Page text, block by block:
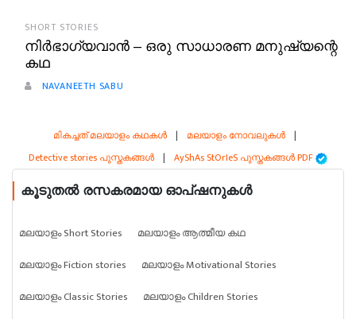
SHORT STORIES
നിർഭാഗ്യവാൻ – ഒരു സാധാരണ മനുഷ്യന്റെ
കഥ
NAVANEETH SABU
മികച്ചത് മലയാളം കഥകൾ | മലയാളം നോവലുകൾ |
Detective stories പുസ്തകങ്ങൾ | AyShAs StOrIeS പുസ്തകങ്ങൾ PDF
കൂടുതൽ രസകരമായ ഓപ്ഷനുകൾ
മലയാളം Short Stories
മലയാളം ആത്മീയ കഥ
മലയാളം Fiction stories
മലയാളം Motivational Stories
മലയാളം Classic Stories
മലയാളം Children Stories